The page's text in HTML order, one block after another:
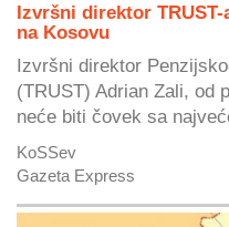
Izvršni direktor
na Kosovu
Izvršni direktor
(TRUST) Adrian Zali, od
neće biti čovek sa
KoSSev
Gazeta Express